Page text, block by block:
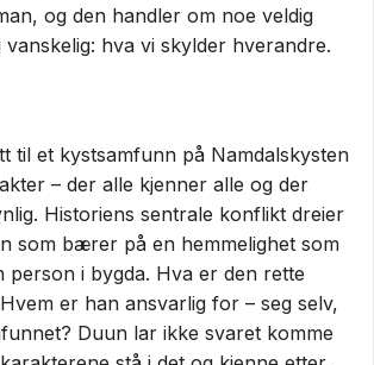
og den handler om noe veldig
vanskelig: hva vi skylder hverandre.
til et kystsamfunn på Namdalskysten
– der alle kjenner alle og der
Historiens sentrale konflikt dreier
som bærer på en hemmelighet som
person i bygda. Hva er den rette
er han ansvarlig for – seg selv,
Duun lar ikke svaret komme